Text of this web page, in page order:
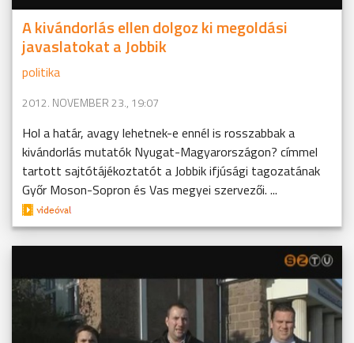
A kivándorlás ellen dolgoz ki megoldási
javaslatokat a Jobbik
politika
2012. NOVEMBER 23., 19:07
Hol a határ, avagy lehetnek-e ennél is rosszabbak a
kivándorlás mutatók Nyugat-Magyarországon? címmel
tartott sajtótájékoztatót a Jobbik ifjúsági tagozatának
Győr Moson-Sopron és Vas megyei szervezői. ...